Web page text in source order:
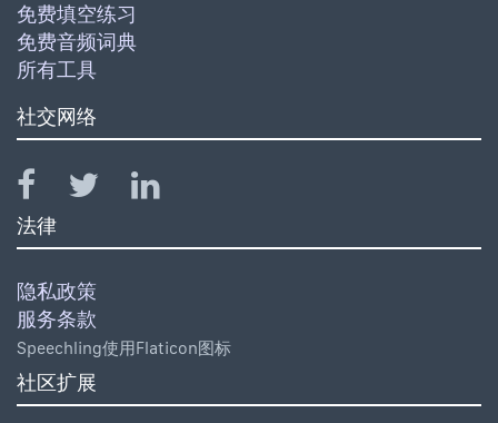
免费填空练习
免费音频词典
所有工具
社交网络
法律
隐私政策
服务条款
Speechling使用Flaticon图标
社区扩展